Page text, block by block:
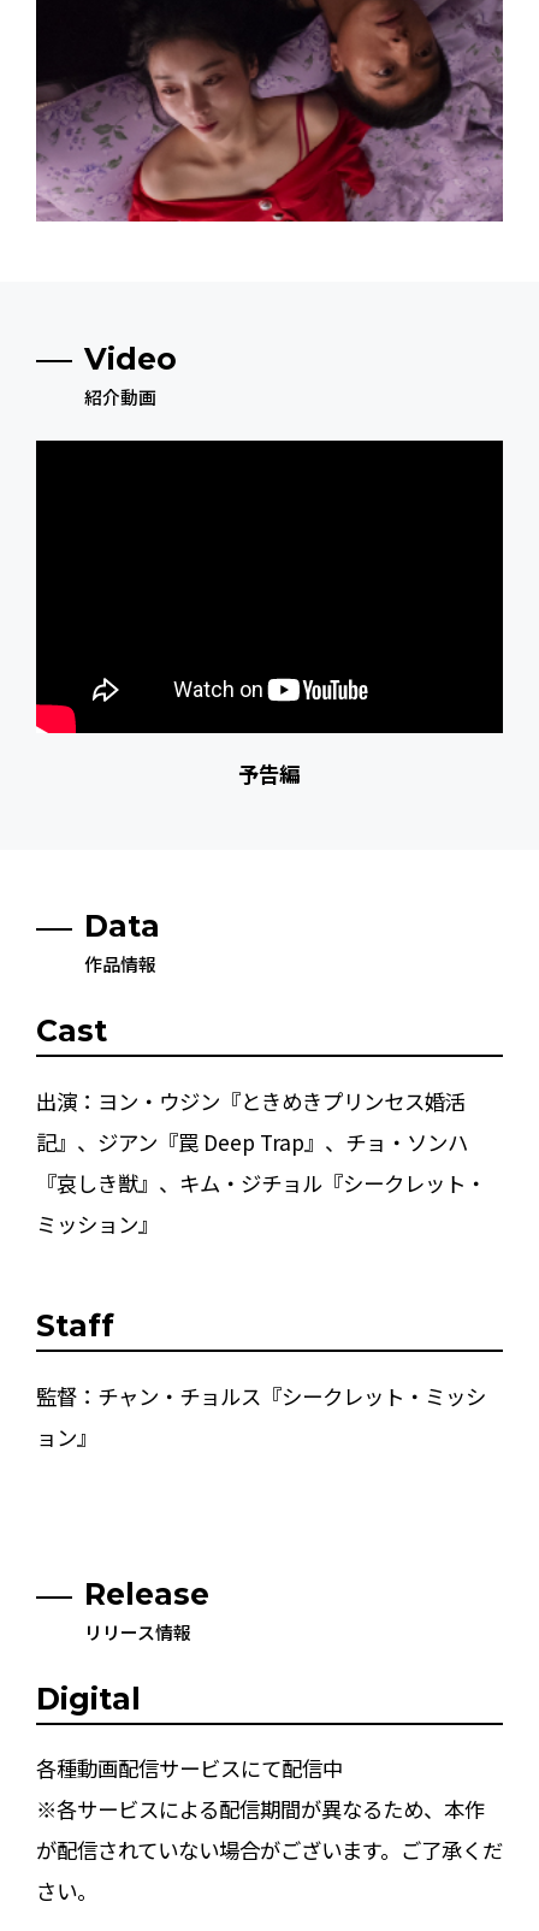
Video
紹介動画
予告編
Data
作品情報
Cast
出演：ヨン・ウジン『ときめきプリンセス婚活
記』、ジアン『罠 Deep Trap』、チョ・ソンハ
『哀しき獣』、キム・ジチョル『シークレット・
ミッション』
Staff
監督：チャン・チョルス『シークレット・ミッシ
ョン』
Release
リリース情報
Digital
各種動画配信サービスにて配信中
※各サービスによる配信期間が異なるため、本作
が配信されていない場合がございます。ご了承くだ
さい。